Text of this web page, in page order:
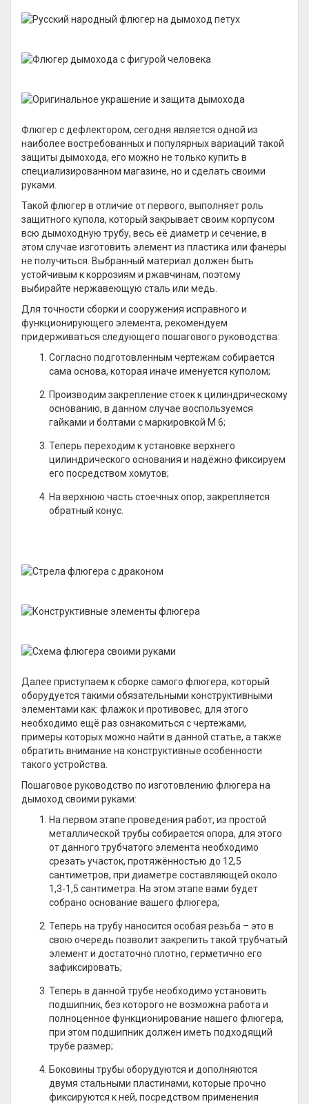
Флюгер с дефлектором, сегодня является одной из
наиболее востребованных и популярных вариаций такой
защиты дымохода, его можно не только купить в
специализированном магазине, но и сделать своими
руками.
Такой флюгер в отличие от первого, выполняет роль
защитного купола, который закрывает своим корпусом
всю дымоходную трубу, весь её диаметр и сечение, в
этом случае изготовить элемент из пластика или фанеры
не получиться. Выбранный материал должен быть
устойчивым к коррозиям и ржавчинам, поэтому
выбирайте нержавеющую сталь или медь.
Для точности сборки и сооружения исправного и
функционирующего элемента, рекомендуем
придерживаться следующего пошагового руководства:
Согласно подготовленным чертежам собирается
сама основа, которая иначе именуется куполом;
Производим закрепление стоек к цилиндрическому
основанию, в данном случае воспользуемся
гайками и болтами с маркировкой М 6;
Теперь переходим к установке верхнего
цилиндрического основания и надёжно фиксируем
его посредством хомутов;
На верхнюю часть стоечных опор, закрепляется
обратный конус.
Далее приступаем к сборке самого флюгера, который
оборудуется такими обязательными конструктивными
элементами как: флажок и противовес, для этого
необходимо ещё раз ознакомиться с чертежами,
примеры которых можно найти в данной статье, а также
обратить внимание на конструктивные особенности
такого устройства.
Пошаговое руководство по изготовлению флюгера на
дымоход своими руками:
На первом этапе проведения работ, из простой
металлической трубы собирается опора, для этого
от данного трубчатого элемента необходимо
срезать участок, протяжённостью до 12,5
сантиметров, при диаметре составляющей около
1,3-1,5 сантиметра. На этом этапе вами будет
собрано основание вашего флюгера;
Теперь на трубу наносится особая резьба – это в
свою очередь позволит закрепить такой трубчатый
элемент и достаточно плотно, герметично его
зафиксировать;
Теперь в данной трубе необходимо установить
подшипник, без которого не возможна работа и
полноценное функционирование нашего флюгера,
при этом подшипник должен иметь подходящий
трубе размер;
Боковины трубы оборудуются и дополняются
двумя стальными пластинами, которые прочно
фиксируются к ней, посредством применения